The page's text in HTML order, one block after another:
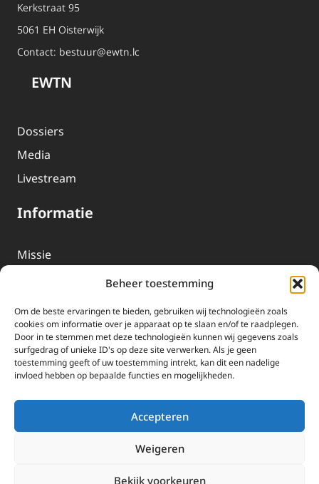
Beheer toestemming
Om de beste ervaringen te bieden, gebruiken wij technologieën zoals
cookies om informatie over je apparaat op te slaan en/of te raadplegen.
Door in te stemmen met deze technologieën kunnen wij gegevens zoals
surfgedrag of unieke ID's op deze site verwerken. Als je geen
toestemming geeft of uw toestemming intrekt, kan dit een nadelige
invloed hebben op bepaalde functies en mogelijkheden.
Accepteren
Weigeren
Bekijk voorkeuren
Kerkstraat 95
5061 EH Oisterwijk
Contact: bestuur@ewtn.lc
EWTN
Dossiers
Media
Livestream
Informatie
Missie
EWTN-Team
Organisatiegegevens
Doneren
EWTN wordt uitsluitend gefinancierd door uw donaties.
Wij ontvangen bewust geen advertentie-inkomsten of